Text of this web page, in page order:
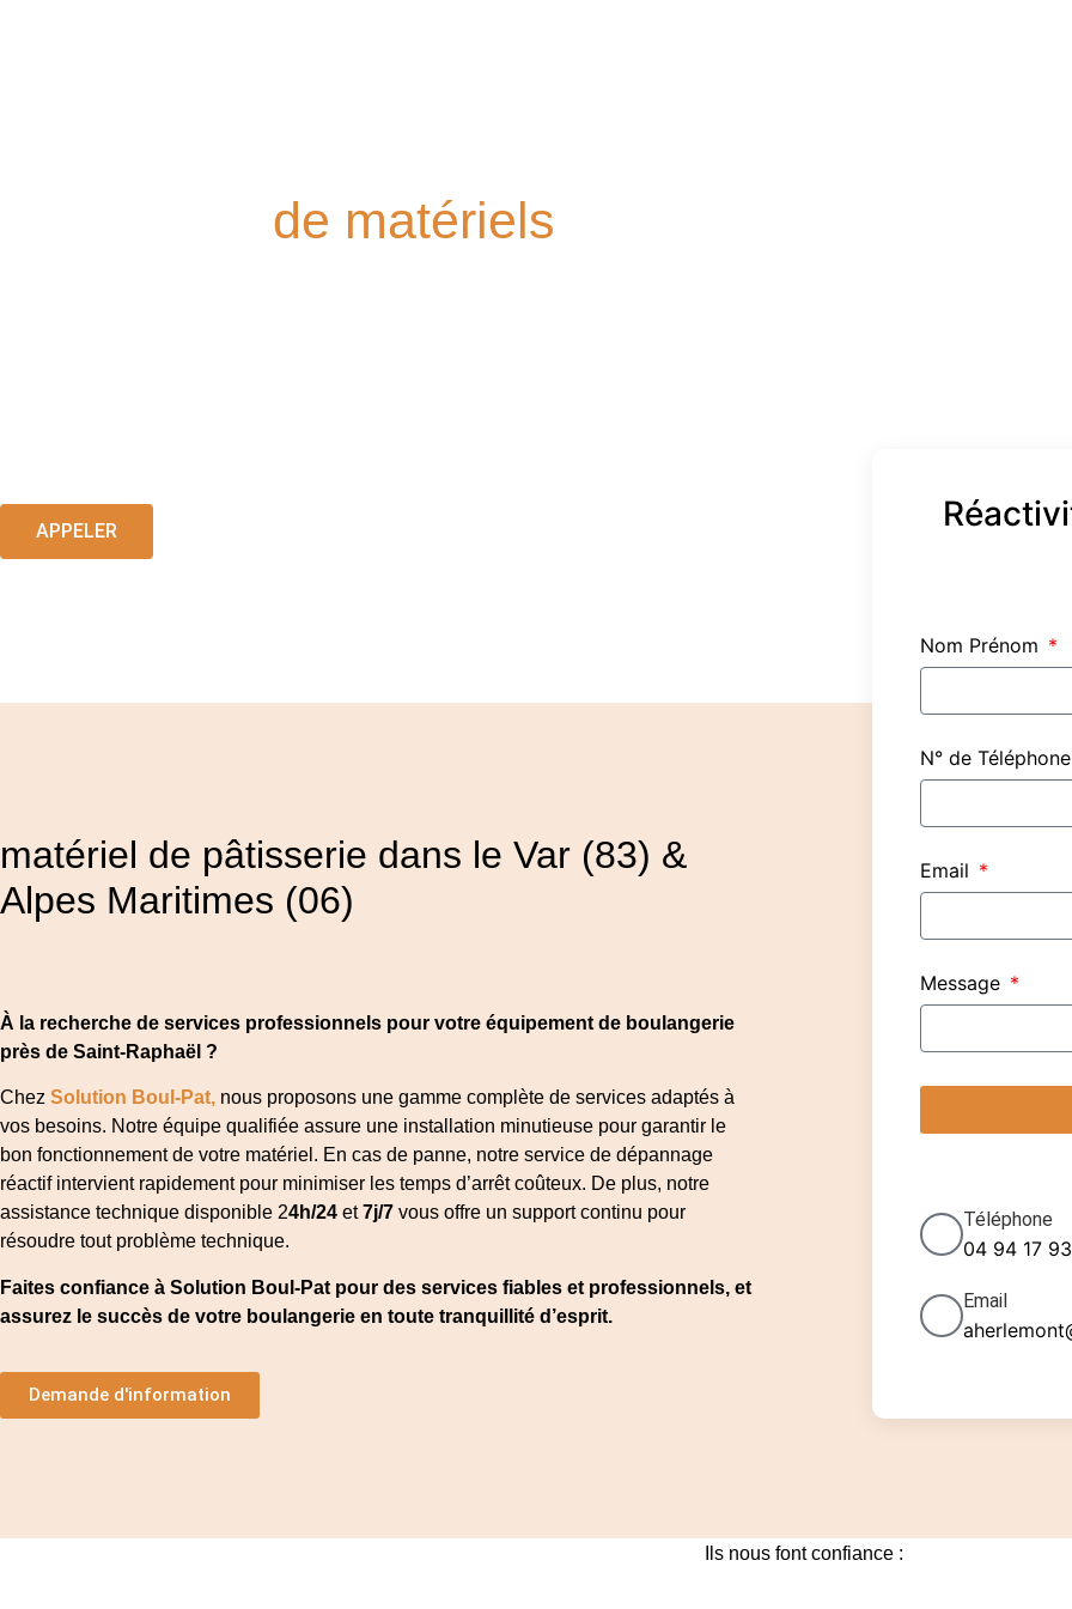
de matériels
APPELER
matériel de pâtisserie dans le Var (83) &
Alpes Maritimes (06)
À la recherche de services professionnels pour votre équipement de boulangerie
près de Saint-Raphaël ?
Chez Solution Boul-Pat, nous proposons une gamme complète de services adaptés à
vos besoins. Notre équipe qualifiée assure une installation minutieuse pour garantir le
bon fonctionnement de votre matériel. En cas de panne, notre service de dépannage
réactif intervient rapidement pour minimiser les temps d’arrêt coûteux. De plus, notre
assistance technique disponible 24h/24 et7j/7 vous offre un support continu pour
résoudre tout problème technique.
Faites confiance à Solution Boul-Pat pour des services fiables et professionnels, et
assurez le succès de votre boulangerie en toute tranquillité d’esprit.
Demande d'information
Nom Prénom
N° de
Email
Message
Téléphone
04 94 17
Email
Ils nous font confiance :